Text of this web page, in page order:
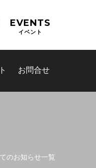
EVENTS
イベント
お問合せ
のお知らせ一覧